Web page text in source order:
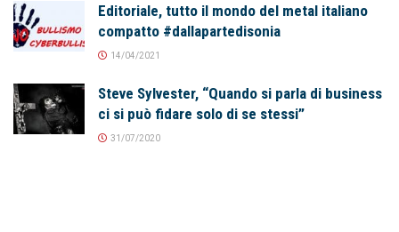
Editoriale, tutto il mondo del metal italiano
compatto #dallapartedisonia
14/04/2021
Steve Sylvester, “Quando si parla di business
ci si può fidare solo di se stessi”
31/07/2020